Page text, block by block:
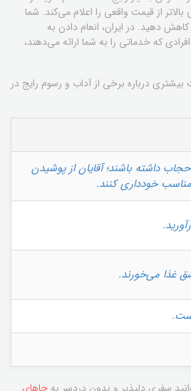
بالاتر از قیمت واقعی را اعلام می‌کند. شما
دهید. در ایران، انعام دادن به
که خدماتی را به شما ارائه می‌دهند،
بیشتری درباره برخی از آداب و رسوم رایج در
داشته باشند؛ آقایان از پوشیدن
خودداری کنند.
غذا می‌خورند.
سفری دلپذیر و بدون دردسر به جاهای